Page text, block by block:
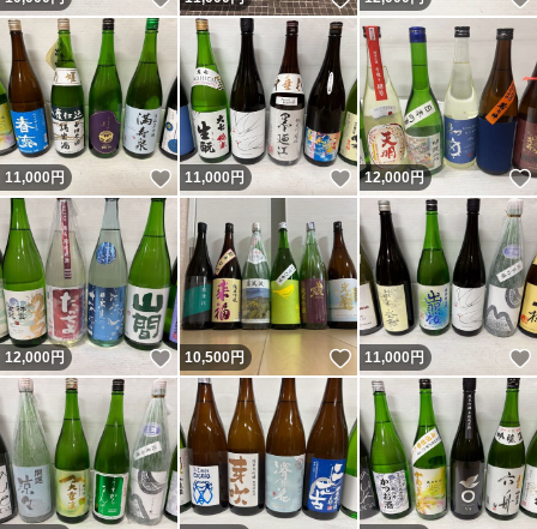
11,000円 いいね！
11,000円 いいね！
12,000円
12,000円 いいね！
10,500円 いいね！
11,000円